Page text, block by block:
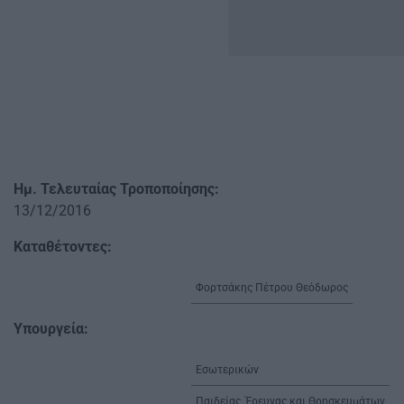
Ημ. Τελευταίας Τροποποίησης:
13/12/2016
Καταθέτοντες:
Φορτσάκης Πέτρου Θεόδωρος
Υπουργεία:
Εσωτερικών
Παιδείας, Έρευνας και Θρησκευμάτων